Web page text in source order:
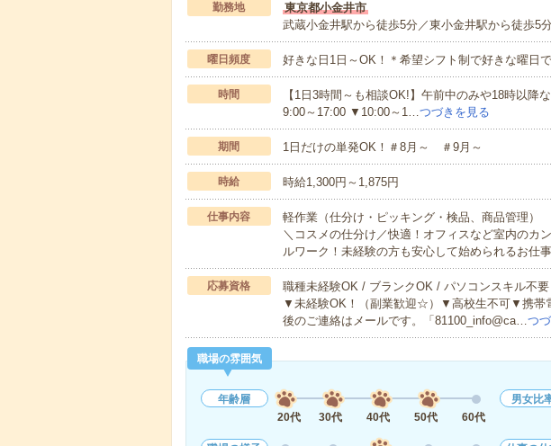
勤務地
東京都小金井市
武蔵小金井駅から徒歩5分／東小金井駅から徒歩5
曜日頻度 好きな日1日～OK！＊希望シフト制で好きな曜日
時間
【1日3時間～も相談OK!】午前中のみや18時以
9:00～17:00 ▼10:00～1…つづきを見る
期間 1日だけの単発OK！＃8月～ ＃9月～
時給 時給1,300円～1,875円
仕事内容
軽作業（仕分け・ピッキング・検品、商品管理）
＼コスメの仕分け／快適！オフィスなど室内のカ
ルワーク！未経験の方も安心して始められるお仕
応募資格
職種未経験OK / ブランクOK / パソコンスキル不
▼未経験OK！（副業歓迎☆）▼高校生不可▼携帯
後のご連絡はメールです。「81100_info@ca…つ
職場の雰囲気
年齢層
20代
30代 40代 50代 60代
男女比